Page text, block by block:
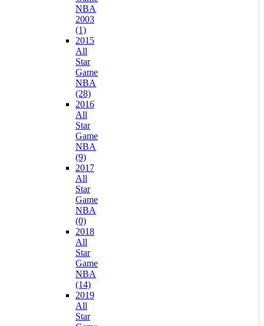
NBA
2003
(1)
2015
All
Star
Game
NBA
(28)
2016
All
Star
Game
NBA
(9)
2017
All
Star
Game
NBA
(0)
2018
All
Star
Game
NBA
(14)
2019
All
Star